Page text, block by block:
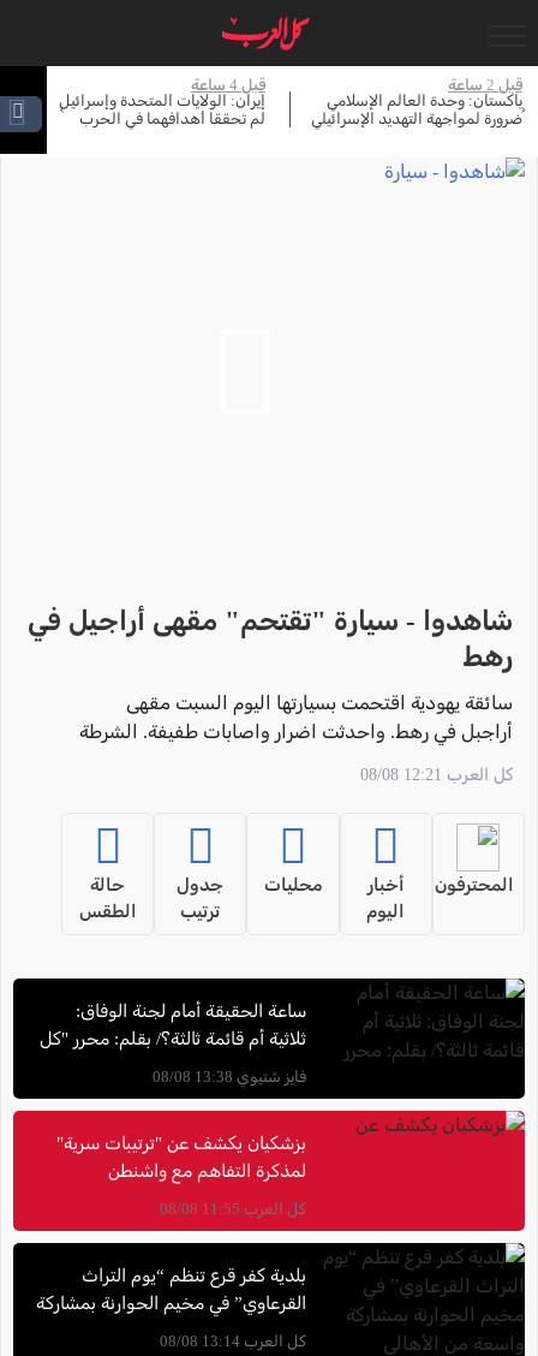
قبل 2 ساعة
باكستان: وحدة العالم الإسلامي
ضرورة لمواجهة التهديد الإسرائيلي
قبل 4 ساعة
إيران: الولايات المتحدة وإسرائيل
لم تحققا أهدافهما في الحرب
‹
›
شاهدوا - سيارة "تقتحم" مقهى أراجيل في
رهط
سائقة يهودية اقتحمت بسيارتها اليوم السبت مقهى
أراجبل في رهط. واحدثت اضرار واصابات طفيفة. الشرطة
كل العرب 12:21 08/08
المحترفون
أخبار
اليوم
محليات
جدول
ترتيب
حالة
الطقس
ساعة الحقيقة أمام لجنة الوفاق:
ثلاثية أم قائمة ثالثة؟/ بقلم: محرر "كل
العرب" فايز شتيوي
فايز شتيوي 13:38 08/08
بزشكيان يكشف عن "ترتيبات سرية"
لمذكرة التفاهم مع واشنطن
كل العرب 11:55 08/08
بلدية كفر قرع تنظم “يوم التراث
القرعاوي” في مخيم الحوارنة بمشاركة
واسعة من الأهالي
كل العرب 13:14 08/08